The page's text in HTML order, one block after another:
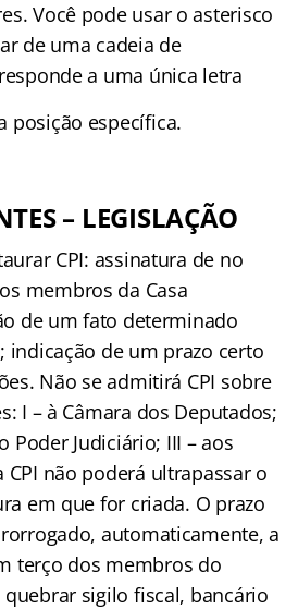
Você pode usar o asterisco
de uma cadeia de
a uma única letra
posição especíﬁca.
– LEGISLAÇÃO
CPI: assinatura de no
membros da Casa
de um fato determinado
indicação de um prazo certo
Não se admitirá CPI sobre
I – à Câmara dos Deputados;
Poder Judiciário; III – aos
CPI não poderá ultrapassar o
em que for criada. O prazo
automaticamente, a
terço dos membros do
quebrar sigilo ﬁscal, bancário